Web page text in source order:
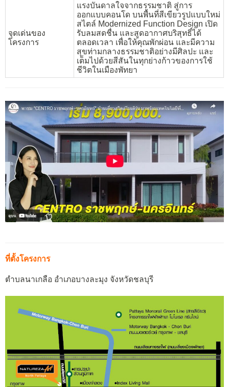
จุดเด่นของ
โครงการ
แรงบันดาลใจจากธรรมชาติ สู่การ
ออกแบบคอนโด บนพื้นที่สีเขียวรูปแบบใหม่
สไตล์ Modernized Function Design เปิด
รับลมสดชื่น และสูดอากาศบริสุทธิ์ได้
ตลอดเวลา เพื่อให้คุณพักผ่อน และมีความ
สุขท่ามกลางธรรมชาติอย่างมีศิลปะ และ
เต็มไปด้วยสีสันในทุกย่างก้าวของการใช้
ชีวิตในเมืองพัทยา
ที่ตั้งโครงการ
ตำบลนาเกลือ อำเภอบางละมุง จังหวัดชลบุรี